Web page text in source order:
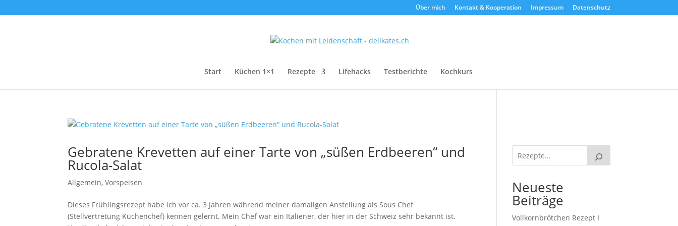
Über mich Kontakt & Kooperation Impressum Datenschutz
Start Küchen 1×1 Rezepte Lifehacks Testberichte Kochkurs
Gebratene Krevetten auf einer Tarte von „süßen Erdbeeren“ und
Rucola-Salat
Allgemein,Vorspeisen
Dieses Frühlingsrezept habe ich vor ca. 3 Jahren während meiner damaligen Anstellung als Sous Chef
(Stellvertretung Küchenchef) kennen gelernt. Mein Chef war ein Italiener, der hier in der Schweiz sehr bekannt ist.
Neueste
Beiträge
Vollkornbrötchen Rezept I